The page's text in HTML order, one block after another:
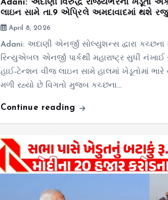
Adani: અદાણી વિરુદ્ધ રાજ્યભરના ખેડૂતો
લાઇન સામે તા.9 એપ્રિલે અમદાવાદમાં થશે
April 8, 2026
Adani: અદાણી એનર્જી સોલ્યુશન્સ દ્વારા કચ્છના
રિન્યુએબલ એનર્જી પાર્કથી મહારાષ્ટ્ર સુધી નંખાઈ
હાઈ-ટેન્શન વીજ લાઇન સામે હાલમાં ખેડૂતોમાં ભારે
મળી રહ્યો છે વિગતો મુજબ કચ્છના…
Continue reading